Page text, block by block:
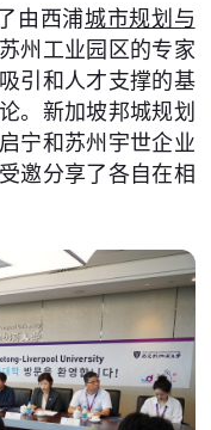
由西浦城市规划与
州工业园区的专家
引和人才支撑的基
。新加坡邦城规划
宁和苏州宇世企业
邀分享了各自在相